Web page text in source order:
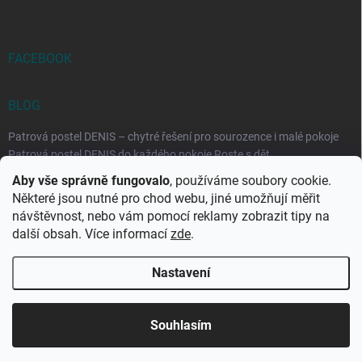
Aby vše správně fungovalo, používáme soubory cookie.
Některé jsou nutné pro chod webu, jiné umožňují měřit
návštěvnost, nebo vám pomocí reklamy zobrazit tipy na
další obsah. Více informací zde.
Nastavení
Souhlasím
FACEBOOK
BLOG
Patrová postel DENIS – chytré řešení pro sourozence i malé pokoje
Patrová postel DENIS do každého pokoje Roste s dět...
Rozkládací postele RELAX – ideální řešení pro malé prostory i
každodenní spaní
Rozkládací postel, která se přizpůsobí vašemu živo...
Copyright 2026DK-obchod.cz. Všechna práva vyhrazena.Upravit
nastavení cookies